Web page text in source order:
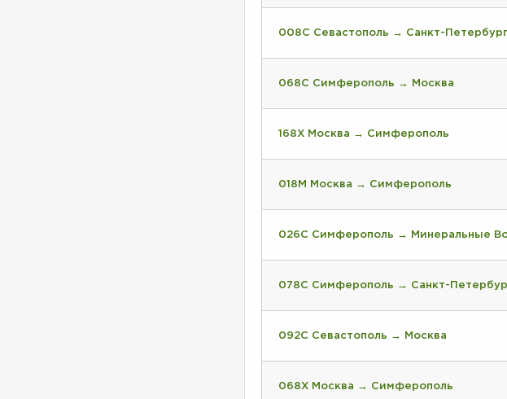
008С Севастополь → Санкт-Петербург
068С Симферополь → Москва
168Х Москва → Симферополь
018М Москва → Симферополь
026С Симферополь → Минеральные
078С Симферополь → Санкт-
092С Севастополь → Москва
068Х Москва → Симферополь